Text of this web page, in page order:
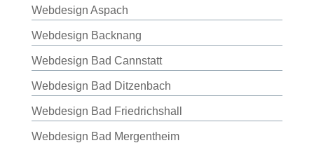
Webdesign Aspach
Webdesign Backnang
Webdesign Bad Cannstatt
Webdesign Bad Ditzenbach
Webdesign Bad Friedrichshall
Webdesign Bad Mergentheim